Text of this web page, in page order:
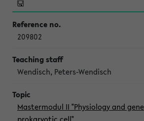
209802
Wendisch, Peters-Wendisch
Mastermodul II "Physiology and